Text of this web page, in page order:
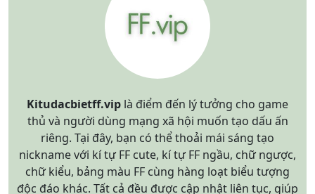
Kitudacbietff.vip là điểm đến lý tưởng cho game
thủ và người dùng mạng xã hội muốn tạo dấu ấn
riêng. Tại đây, bạn có thể thoải mái sáng tạo
nickname với kí tự FF cute, kí tự FF ngầu, chữ ngược,
chữ kiểu, bảng màu FF cùng hàng loạt biểu tượng
độc đáo khác. Tất cả đều được cập nhật liên tục, giúp